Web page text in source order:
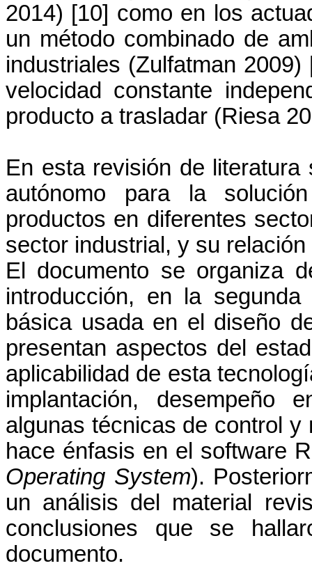
2014) [10] como en los
un método combinado de
industriales (Zulfatman 2009)
velocidad constante
producto a trasladar (Riesa
En esta revisión de
autónomo para la
productos en diferentes
sector industrial, y su
El documento se organiza
introducción, en la
básica usada en el diseño
presentan aspectos del
aplicabilidad de esta
implantación, desempeño
algunas técnicas de control
hace énfasis en el software
Operating System).
un análisis del material
conclusiones que se
documento.